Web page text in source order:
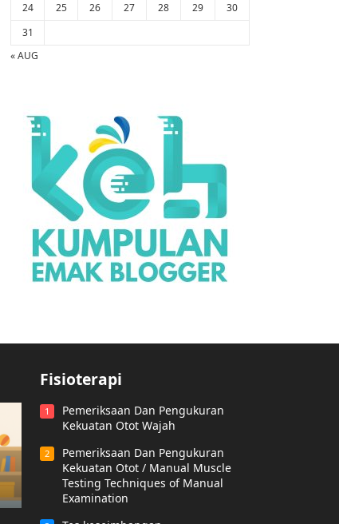
24
25 26 27 28 29
30
31
« AUG
Fisioterapi
1
Pemeriksaan Dan Pengukuran
Kekuatan Otot Wajah
2
Pemeriksaan Dan Pengukuran
Kekuatan Otot / Manual Muscle
Testing Techniques of Manual
Examination